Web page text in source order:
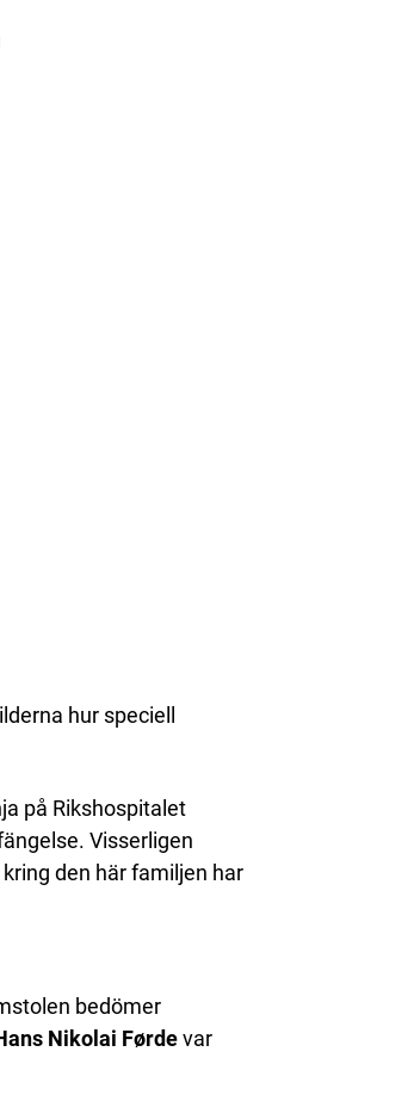
hur speciell
på Rikshospitalet
Visserligen
den här familjen har
bedömer
Nikolai Førdevar